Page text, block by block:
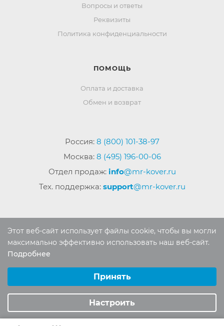
Вопросы и ответы
Реквизиты
Политика конфиденциальности
ПОМОЩЬ
Оплата и доставка
Обмен и возврат
Россия: 8 (800) 101-38-97
Москва: 8 (495) 196-00-06
Отдел продаж: info@mr-kover.ru
Тех. поддержка: support@mr-kover.ru
2022-2026 © Интернет магазинMR-KOVER.RU
Авторские права защищены. Воспроизведение
материалов сайта без письменного разрешения
Этот веб-сайт использует файлы cookie, чтобы вы могли
максимально эффективно использовать наш веб-сайт.
Подробнее
Аналитические/Функциональные
Принять
Настроить